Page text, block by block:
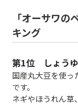
「オーサワの
キング
第1位 しょうゆ
国産丸大豆を使っ
です。
ネギやほうれん草